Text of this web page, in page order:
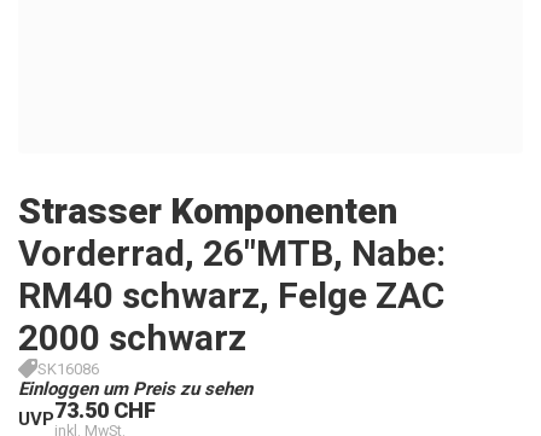
Strasser Komponenten
Vorderrad, 26"MTB, Nabe:
RM40 schwarz, Felge ZAC
2000 schwarz
SK16086
Einloggen um Preis zu sehen
UVP73.50 CHF
inkl. MwSt.